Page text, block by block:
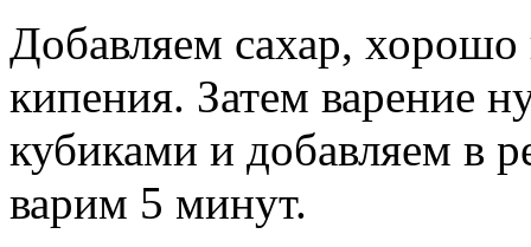
Добавляем сахар,
кипения. Затем варение
кубиками и добавляем в
варим 5 минут.